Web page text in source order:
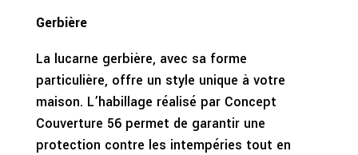
Gerbière
La lucarne gerbière, avec sa forme
particulière, offre un style unique à votre
maison. L’habillage réalisé par Concept
Couverture 56 permet de garantir une
protection contre les intempéries tout en